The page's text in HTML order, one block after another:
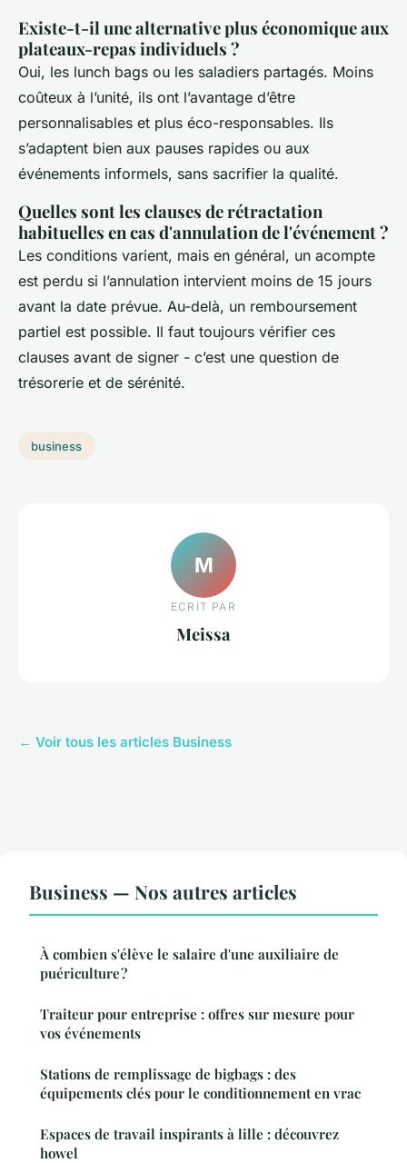
Existe-t-il une alternative plus économique aux
plateaux-repas individuels ?
Oui, les lunch bags ou les saladiers partagés. Moins
coûteux à l’unité, ils ont l’avantage d’être
personnalisables et plus éco-responsables. Ils
s’adaptent bien aux pauses rapides ou aux
événements informels, sans sacrifier la qualité.
Quelles sont les clauses de rétractation
habituelles en cas d'annulation de l'événement ?
Les conditions varient, mais en général, un acompte
est perdu si l’annulation intervient moins de 15 jours
avant la date prévue. Au-delà, un remboursement
partiel est possible. Il faut toujours vérifier ces
clauses avant de signer - c’est une question de
trésorerie et de sérénité.
business
M
ECRIT PAR
Meissa
← Voir tous les articles Business
Business — Nos autres articles
À combien s'élève le salaire d'une auxiliaire de
puériculture ?
Traiteur pour entreprise : offres sur mesure pour
vos événements
Stations de remplissage de bigbags : des
équipements clés pour le conditionnement en vrac
Espaces de travail inspirants à lille : découvrez
howel